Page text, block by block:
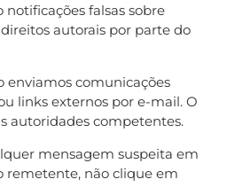
falsas sobre
autorais por parte do
enviamos comunicações
links externos por e-mail. O
autoridades competentes.
mensagem suspeita em
remetente, não clique em